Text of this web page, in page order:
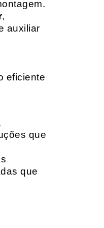
,
auxiliar
eficiente
que
que